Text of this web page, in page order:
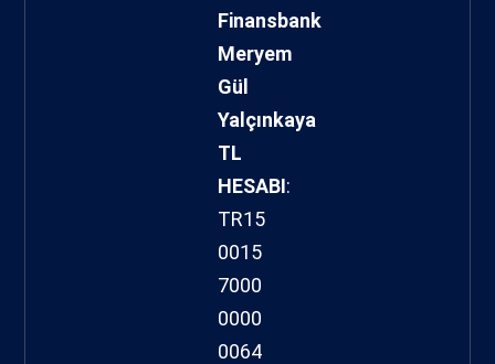
Finansbank
Meryem
Gül
Yalçınkaya
TL
HESABI:
TR15
0015
7000
0000
0064